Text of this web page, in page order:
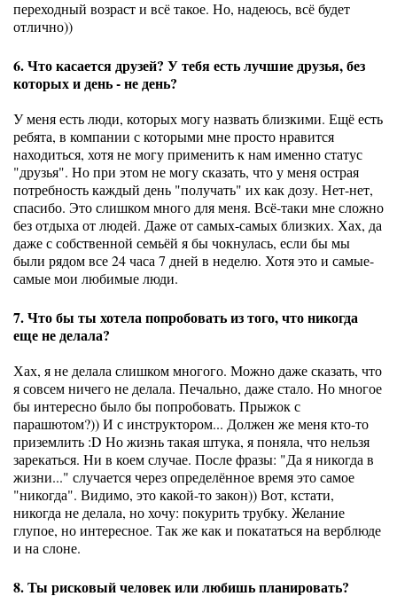
переходный возраст и всё такое. Но, надеюсь, всё будет
отлично))
6. Что касается друзей? У тебя есть лучшие друзья, без
которых и день - не день?
У меня есть люди, которых могу назвать близкими. Ещё есть
ребята, в компании с которыми мне просто нравится
находиться, хотя не могу применить к нам именно статус
"друзья". Но при этом не могу сказать, что у меня острая
потребность каждый день "получать" их как дозу. Нет-нет,
спасибо. Это слишком много для меня. Всё-таки мне сложно
без отдыха от людей. Даже от самых-самых близких. Хах, да
даже с собственной семьёй я бы чокнулась, если бы мы
были рядом все 24 часа 7 дней в неделю. Хотя это и самые-
самые мои любимые люди.
7. Что бы ты хотела попробовать из того, что никогда
еще не делала?
Хах, я не делала слишком многого. Можно даже сказать, что
я совсем ничего не делала. Печально, даже стало. Но многое
бы интересно было бы попробовать. Прыжок с
парашютом?)) И с инструктором... Должен же меня кто-то
приземлить :D Но жизнь такая штука, я поняла, что нельзя
зарекаться. Ни в коем случае. После фразы: "Да я никогда в
жизни..." случается через определённое время это самое
"никогда". Видимо, это какой-то закон)) Вот, кстати,
никогда не делала, но хочу: покурить трубку. Желание
глупое, но интересное. Так же как и покататься на верблюде
и на слоне.
8. Ты рисковый человек или любишь планировать?